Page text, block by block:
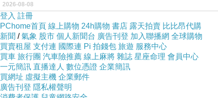
為了要方便照顧父母親
買了附近的房子
和老公都還需要貸款
畢竟傳統來說
嫁出去的女兒如潑出去的水
所以父母完全沒有幫忙
2026-08-08
登入 註冊
PChome首頁 線上購物 24h購物 書店 露天拍賣 比比昂代購
新聞 /氣象 股市 個人新聞台 廣告刊登 加入聯播網 全球購物
買賣租屋 支付連 國際連 Pi 拍錢包 旅遊 服務中心
買車 旅行團 汽車險推薦 線上麻將 雜誌 星座命理 會員中心
一元簡訊 直播達人 數位憑證 企業簡訊
買網址 虛擬主機 企業郵件
廣告刊登 隱私權聲明